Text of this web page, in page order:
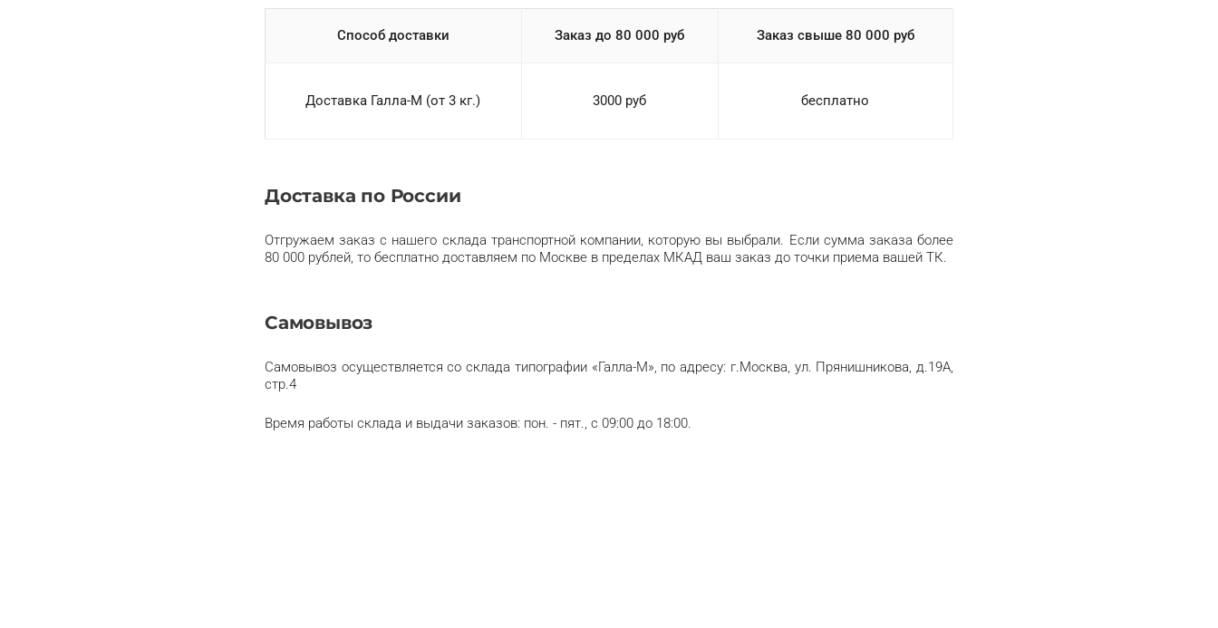
Способ доставки Заказ до 80 000 руб Заказ свыше 80 000 руб
Доставка Галла-М (от 3 кг.) 3000 руб бесплатно
Доставка по России
Отгружаем заказ с нашего склада транспортной компании, которую вы выбрали. Если сумма заказа более
80 000 рублей, то бесплатно доставляем по Москве в пределах МКАД ваш заказ до точки приема вашей ТК.
Самовывоз
Самовывоз осуществляется со склада типографии «Галла-М», по адресу: г.Москва, ул. Прянишникова, д.19А,
стр.4
Время работы склада и выдачи заказов: пон. - пят., с 09:00 до 18:00.